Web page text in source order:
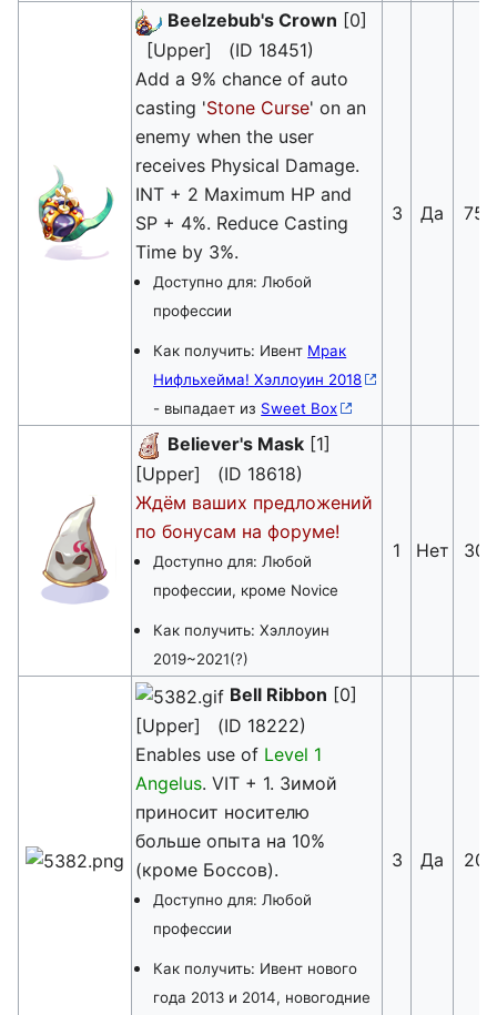
Beelzebub's Crown [0]
[Upper] (ID 18451)
Add a 9% chance of auto
casting 'Stone Curse' on an
enemy when the user
receives Physical Damage.
INT + 2 Maximum HP and
SP + 4%. Reduce Casting
Time by 3%.
Доступно для: Любой
профессии
Как получить: Ивент Мрак
Нифльхейма! Хэллоуин 2018
- выпадает из Sweet Box
3 Да 75
Believer's Mask [1]
[Upper] (ID 18618)
Ждём ваших предложений
по бонусам на форуме!
Доступно для: Любой
профессии, кроме Novice
Как получить: Хэллоуин
2019~2021(?)
1 Нет 30
Bell Ribbon [0]
[Upper] (ID 18222)
Enables use of Level 1
Angelus. VIT + 1. Зимой
приносит носителю
больше опыта на 10%
(кроме Боссов).
Доступно для: Любой
профессии
Как получить: Ивент нового
года 2013 и 2014, новогодние
3 Да 20